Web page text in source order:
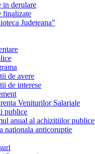
in derulare
finalizate
Judeteana”
de avere
de interese
Veniturilor Salariale
publice
anual al achizitiilor publice
nationala anticoruptie